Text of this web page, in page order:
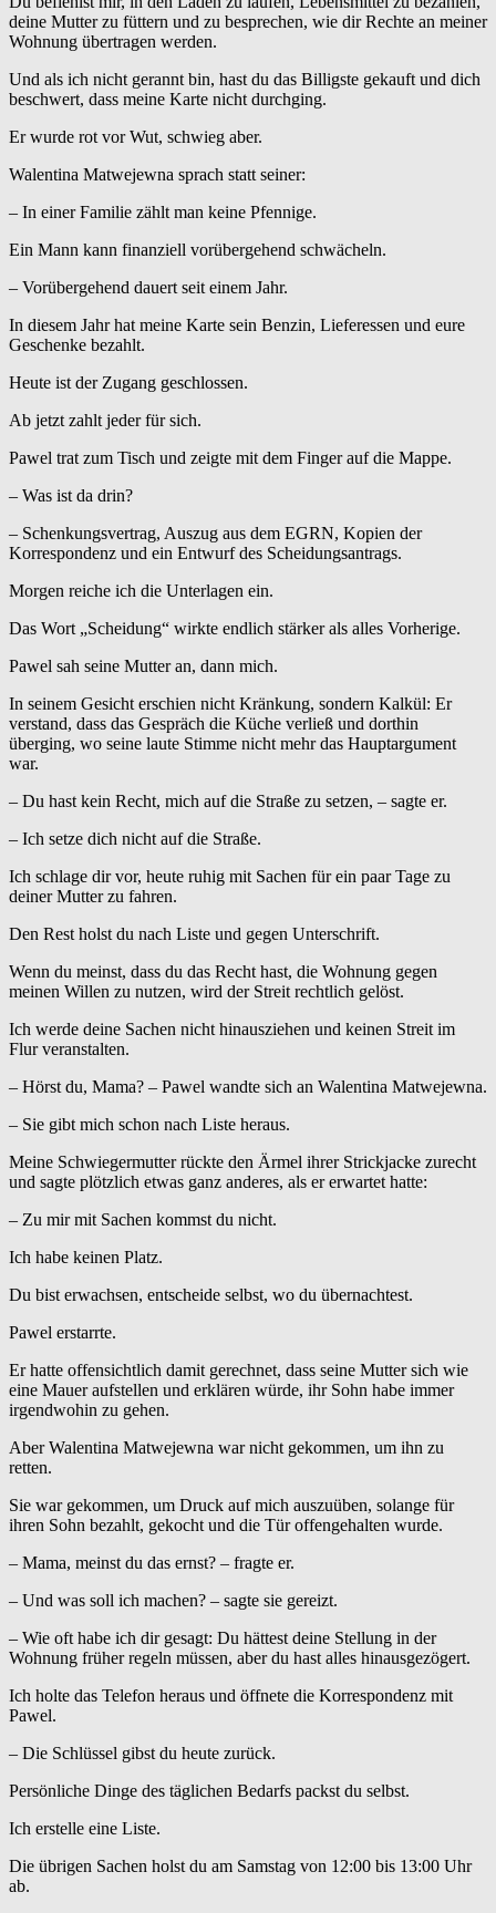
deine Mutter zu füttern und zu besprechen, wie dir Rechte an meiner
Wohnung übertragen werden.
Und als ich nicht gerannt bin, hast du das Billigste gekauft und dich
beschwert, dass meine Karte nicht durchging.
Er wurde rot vor Wut, schwieg aber.
Walentina Matwejewna sprach statt seiner:
– In einer Familie zählt man keine Pfennige.
Ein Mann kann finanziell vorübergehend schwächeln.
– Vorübergehend dauert seit einem Jahr.
In diesem Jahr hat meine Karte sein Benzin, Lieferessen und eure
Geschenke bezahlt.
Heute ist der Zugang geschlossen.
Ab jetzt zahlt jeder für sich.
Pawel trat zum Tisch und zeigte mit dem Finger auf die Mappe.
– Was ist da drin?
– Schenkungsvertrag, Auszug aus dem EGRN, Kopien der
Korrespondenz und ein Entwurf des Scheidungsantrags.
Morgen reiche ich die Unterlagen ein.
Das Wort „Scheidung“ wirkte endlich stärker als alles Vorherige.
Pawel sah seine Mutter an, dann mich.
In seinem Gesicht erschien nicht Kränkung, sondern Kalkül: Er
verstand, dass das Gespräch die Küche verließ und dorthin
überging, wo seine laute Stimme nicht mehr das Hauptargument
war.
– Du hast kein Recht, mich auf die Straße zu setzen, – sagte er.
– Ich setze dich nicht auf die Straße.
Ich schlage dir vor, heute ruhig mit Sachen für ein paar Tage zu
deiner Mutter zu fahren.
Den Rest holst du nach Liste und gegen Unterschrift.
Wenn du meinst, dass du das Recht hast, die Wohnung gegen
meinen Willen zu nutzen, wird der Streit rechtlich gelöst.
Ich werde deine Sachen nicht hinausziehen und keinen Streit im
Flur veranstalten.
– Hörst du, Mama? – Pawel wandte sich an Walentina Matwejewna.
– Sie gibt mich schon nach Liste heraus.
Meine Schwiegermutter rückte den Ärmel ihrer Strickjacke zurecht
und sagte plötzlich etwas ganz anderes, als er erwartet hatte:
– Zu mir mit Sachen kommst du nicht.
Ich habe keinen Platz.
Du bist erwachsen, entscheide selbst, wo du übernachtest.
Pawel erstarrte.
Er hatte offensichtlich damit gerechnet, dass seine Mutter sich wie
eine Mauer aufstellen und erklären würde, ihr Sohn habe immer
irgendwohin zu gehen.
Aber Walentina Matwejewna war nicht gekommen, um ihn zu
retten.
Sie war gekommen, um Druck auf mich auszuüben, solange für
ihren Sohn bezahlt, gekocht und die Tür offengehalten wurde.
– Mama, meinst du das ernst? – fragte er.
– Und was soll ich machen? – sagte sie gereizt.
– Wie oft habe ich dir gesagt: Du hättest deine Stellung in der
Wohnung früher regeln müssen, aber du hast alles hinausgezögert.
Ich holte das Telefon heraus und öffnete die Korrespondenz mit
Pawel.
– Die Schlüssel gibst du heute zurück.
Persönliche Dinge des täglichen Bedarfs packst du selbst.
Ich erstelle eine Liste.
Die übrigen Sachen holst du am Samstag von 12:00 bis 13:00 Uhr
ab.